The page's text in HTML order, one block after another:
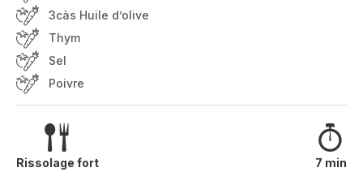
3càs Huile d’olive
Thym
Sel
Poivre
Rissolage fort 7 min